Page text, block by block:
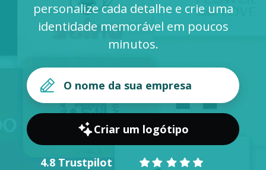
Sobre
INICIAR SESSÃO
personalize cada detalhe e crie uma
identidade memorável em poucos
minutos.
Criar um logótipo
4.8 Trustpilot